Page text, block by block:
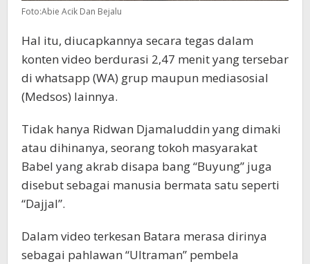
Foto:Abie Acik Dan Bejalu
Hal itu, diucapkannya secara tegas dalam
konten video berdurasi 2,47 menit yang tersebar
di whatsapp (WA) grup maupun mediasosial
(Medsos) lainnya.
Tidak hanya Ridwan Djamaluddin yang dimaki
atau dihinanya, seorang tokoh masyarakat
Babel yang akrab disapa bang “Buyung” juga
disebut sebagai manusia bermata satu seperti
“Dajjal”.
Dalam video terkesan Batara merasa dirinya
sebagai pahlawan “Ultraman” pembela